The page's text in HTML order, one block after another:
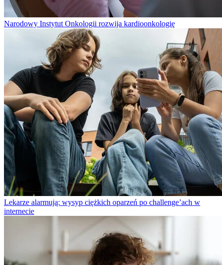
Narodowy Instytut Onkologii rozwija kardioonkologię
Lekarze alarmują: wysyp ciężkich oparzeń po challenge’ach w
internecie